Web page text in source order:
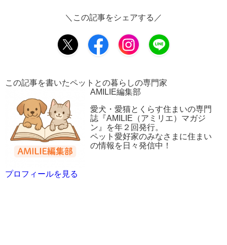
＼この記事をシェアする／
この記事を書いたペットとの暮らしの専門家
AMILIE編集部
愛犬・愛猫とくらす住まいの専門
誌『AMILIE（アミリエ）マガジ
ン』を年２回発行。
ペット愛好家のみなさまに住まい
の情報を日々発信中！
プロフィールを見る